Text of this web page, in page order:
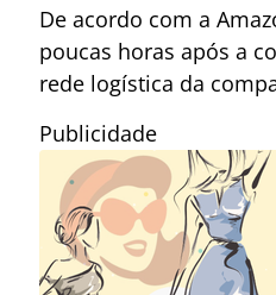
De acordo com a
poucas horas após a
rede logística da
Publicidade